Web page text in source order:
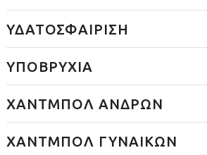
ΥΔΑΤΟΣΦΑΙΡΙΣΗ
ΥΠΟΒΡΥΧΙΑ
ΧΑΝΤΜΠΟΛ ΑΝΔΡΩΝ
ΧΑΝΤΜΠΟΛ ΓΥΝΑΙΚΩΝ